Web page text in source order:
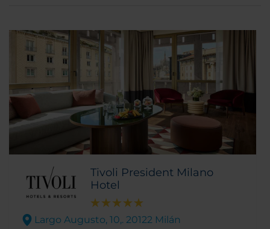
Tivoli President Milano
Hotel
Largo Augusto, 10,. 20122 Milán